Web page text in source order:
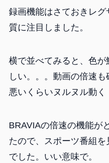
録画機能はさておきレ
質に注目しました。
横で並べてみると、色が
しい。。。動画の倍速
悪いくらいヌルヌル動く
BRAVIAの倍速の機能が
たので、スポーツ番組
でした。いい意味で。